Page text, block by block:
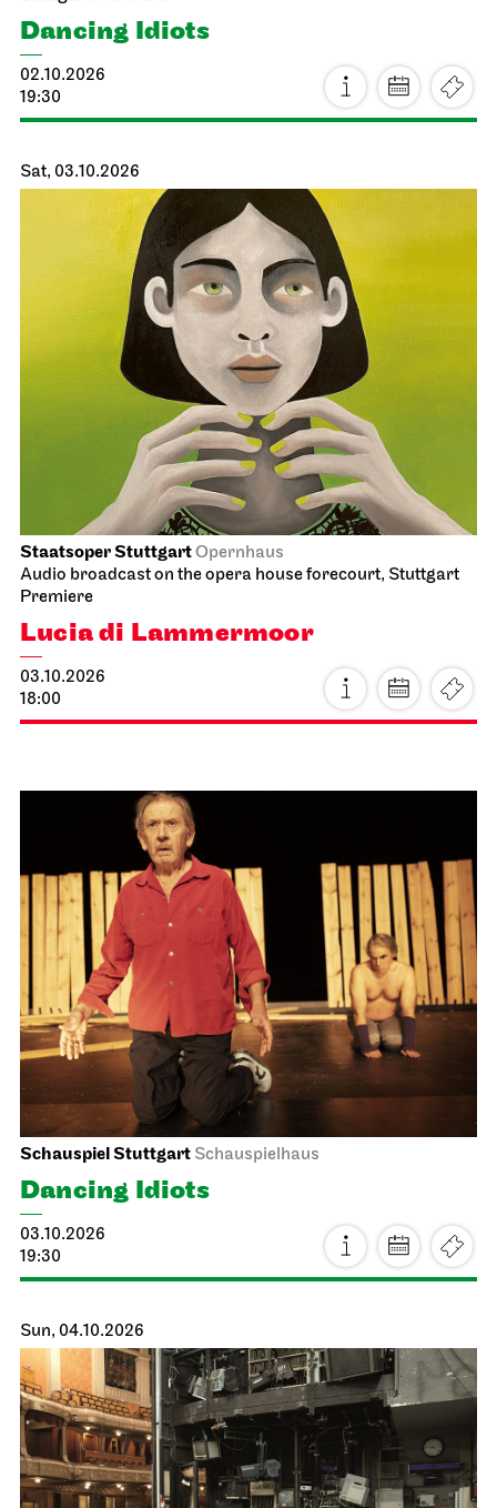
Dancing Idiots
02.10.2026
19:30
Sat, 03.10.2026
Staatsoper StuttgartOpernhaus
Audio broadcast on the opera house forecourt, Stuttgart
Premiere
Lucia di Lammermoor
03.10.2026
18:00
Schauspiel Stuttgart Schauspielhaus
Dancing Idiots
03.10.2026
19:30
Sun, 04.10.2026